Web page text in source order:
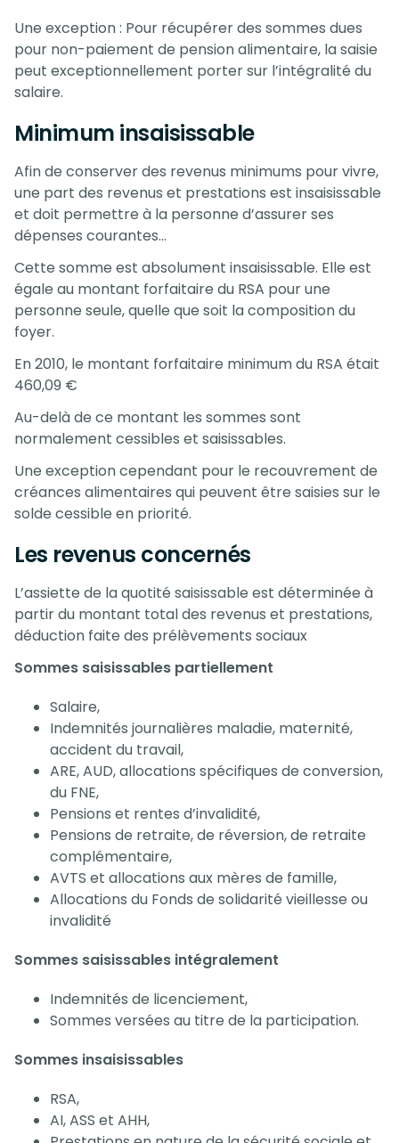
Une exception : Pour récupérer des sommes dues
pour non-paiement de pension alimentaire, la saisie
peut exceptionnellement porter sur l’intégralité du
salaire.
Minimum insaisissable
Afin de conserver des revenus minimums pour vivre,
une part des revenus et prestations est insaisissable
et doit permettre à la personne d’assurer ses
dépenses courantes…
Cette somme est absolument insaisissable. Elle est
égale au montant forfaitaire du RSA pour une
personne seule, quelle que soit la composition du
foyer.
En 2010, le montant forfaitaire minimum du RSA était
460,09 €
Au-delà de ce montant les sommes sont
normalement cessibles et saisissables.
Une exception cependant pour le recouvrement de
créances alimentaires qui peuvent être saisies sur le
solde cessible en priorité.
Les revenus concernés
L’assiette de la quotité saisissable est déterminée à
partir du montant total des revenus et prestations,
déduction faite des prélèvements sociaux
Sommes saisissables partiellement
Salaire,
Indemnités journalières maladie, maternité,
accident du travail,
ARE, AUD, allocations spécifiques de conversion,
du FNE,
Pensions et rentes d’invalidité,
Pensions de retraite, de réversion, de retraite
complémentaire,
AVTS et allocations aux mères de famille,
Allocations du Fonds de solidarité vieillesse ou
invalidité
Sommes saisissables intégralement
Indemnités de licenciement,
Sommes versées au titre de la participation.
Sommes insaisissables
RSA,
AI, ASS et AHH,